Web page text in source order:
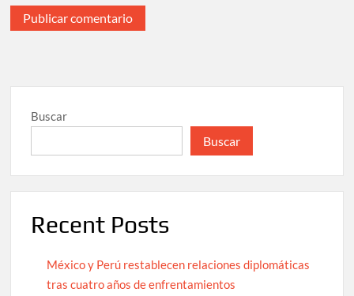
Buscar
Buscar
Recent Posts
México y Perú restablecen relaciones diplomáticas
tras cuatro años de enfrentamientos